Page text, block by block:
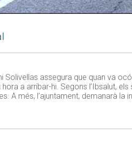
Solivellas assegura que quan va
a arribar-hi. Segons l’Ibsalut,
A més, l’ajuntament, demanarà la